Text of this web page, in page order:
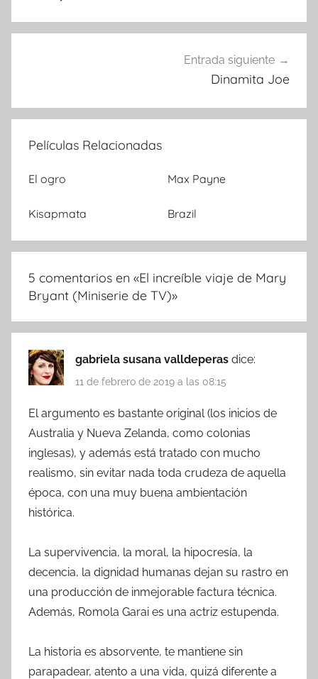
entradas
Entrada siguiente
Dinamita Joe
Películas Relacionadas
El ogro Max Payne
Kisapmata Brazil
5 comentarios en «El increíble viaje de Mary
Bryant (Miniserie de TV)»
gabriela susana valldeperas dice:
11 de febrero de 2019 a las 08:15
El argumento es bastante original (los inicios de
Australia y Nueva Zelanda, como colonias
inglesas), y además está tratado con mucho
realismo, sin evitar nada toda crudeza de aquella
época, con una muy buena ambientación
histórica.
La supervivencia, la moral, la hipocresía, la
decencia, la dignidad humanas dejan su rastro en
una producción de inmejorable factura técnica.
Además, Romola Garai es una actriz estupenda.
La historia es absorvente, te mantiene sin
parapadear, atento a una vida, quizá diferente a